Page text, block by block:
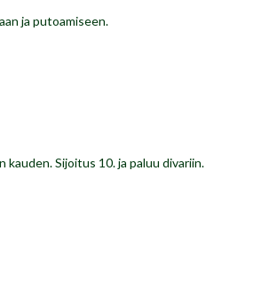
ja putoamiseen.
Sijoitus 10. ja paluu divariin.